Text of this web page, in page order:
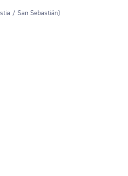
/ San Sebastián)